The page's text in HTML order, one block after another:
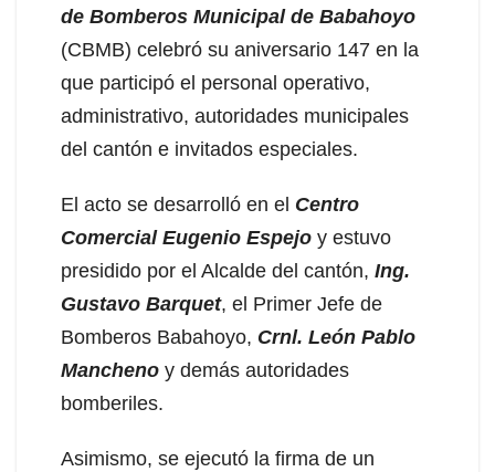
de Bomberos Municipal de Babahoyo
(CBMB) celebró su aniversario 147 en la
que participó el personal operativo,
administrativo, autoridades municipales
del cantón e invitados especiales.
El acto se desarrolló en el Centro
Comercial Eugenio Espejo y estuvo
presidido por el Alcalde del cantón, Ing.
Gustavo Barquet, el Primer Jefe de
Bomberos Babahoyo, Crnl. León Pablo
Mancheno y demás autoridades
bomberiles.
Asimismo, se ejecutó la firma de un